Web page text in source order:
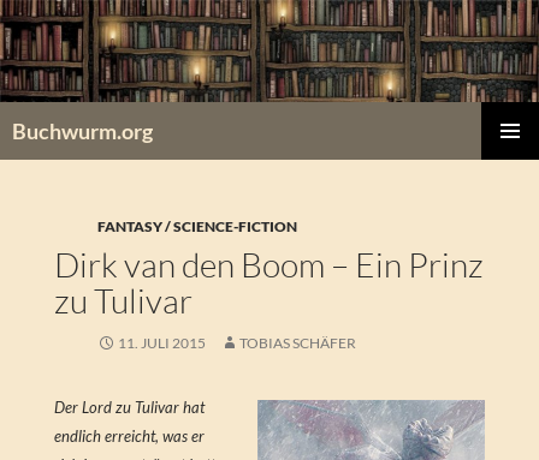
Zum
Inhalt
springen
Buchwurm.org
FANTASY / SCIENCE-FICTION
Dirk van den Boom – Ein Prinz
zu Tulivar
11. JULI 2015 TOBIAS SCHÄFER
Der Lord zu Tulivar hat
endlich erreicht, was er